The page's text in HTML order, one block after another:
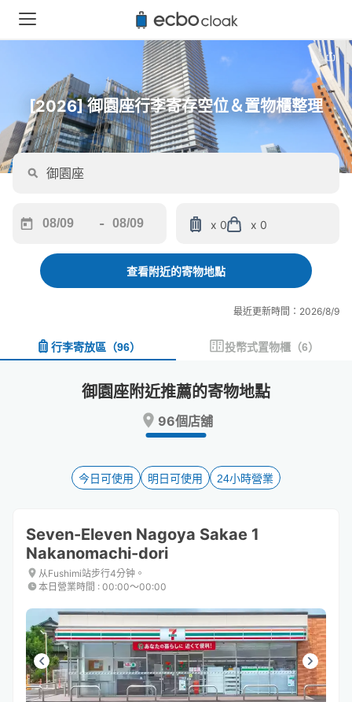
[2026] 御園座行李寄存空位＆置物櫃整理
forward
interact
and
keyboard
shortcuts
for
changing
-
backward
interact
and
a
date.
Press
key
to
keyboard
shortcuts
for
changing
x 0 x 0
查看附近的寄物地點
最近更新時間：2026/8/9
行李寄放區 （96） 投幣式置物櫃 （6）
御園座附近推薦的寄物地點
96個店舖
今日可使用 明日可使用 24小時營業
Seven-Eleven Nagoya Sakae 1
Nakanomachi-dori
从Fushimi站步行4分钟。
本日營業時間 : 00:00〜00:00